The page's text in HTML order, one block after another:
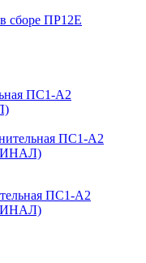
сборе ПР12Е
ПС1-А2